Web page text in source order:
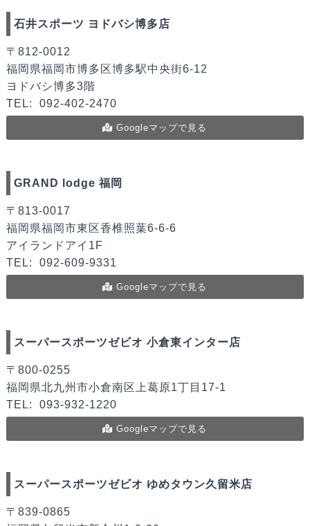
石井スポーツ ヨドバシ博多店
〒812-0012
福岡県福岡市博多区博多駅中央街6-12
ヨドバシ博多3階
TEL:
092-402-2470
Googleマップで見る
GRAND lodge 福岡
〒813-0017
福岡県福岡市東区香椎照葉6-6-6
アイランドアイ1F
TEL:
092-609-9331
Googleマップで見る
スーパースポーツゼビオ 小倉東インター店
〒800-0255
福岡県北九州市小倉南区上葛原1丁目17-1
TEL:
093-932-1220
Googleマップで見る
スーパースポーツゼビオ ゆめタウン久留米店
〒839-0865